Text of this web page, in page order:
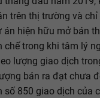
trên thị trường và
án hiện hữu mở bán
chế trong khi tâm lý
lượng giao dịch
bán ra đạt chưa
số 850 giao dịch của